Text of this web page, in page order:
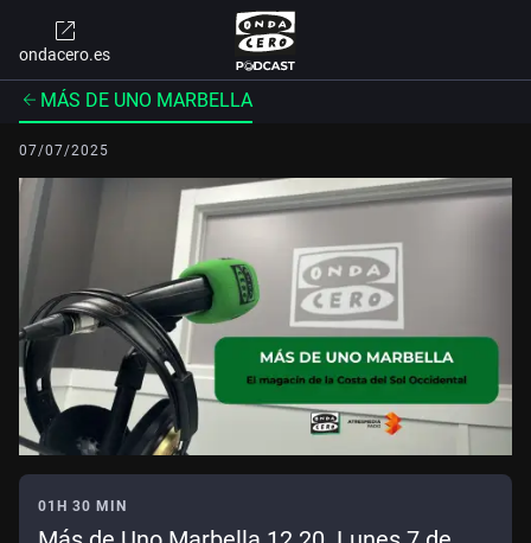
ondacero.es
MÁS DE UNO MARBELLA
07/07/2025
01H 30 MIN